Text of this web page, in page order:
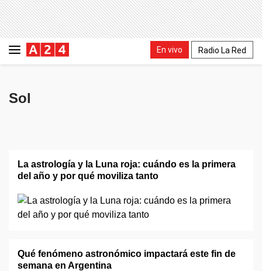
En vivo Radio La Red
Sol
La astrología y la Luna roja: cuándo es la primera
del año y por qué moviliza tanto
Qué fenómeno astronómico impactará este fin de
semana en Argentina